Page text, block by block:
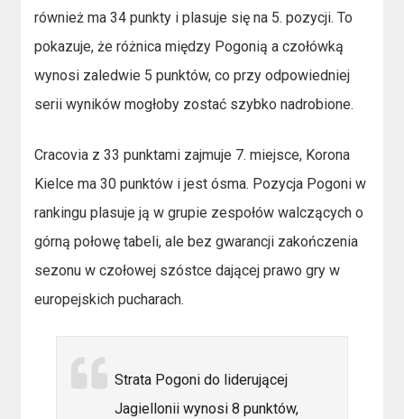
również ma 34 punkty i plasuje się na 5. pozycji. To
pokazuje, że różnica między Pogonią a czołówką
wynosi zaledwie 5 punktów, co przy odpowiedniej
serii wyników mogłoby zostać szybko nadrobione.
Cracovia z 33 punktami zajmuje 7. miejsce, Korona
Kielce ma 30 punktów i jest ósma. Pozycja Pogoni w
rankingu plasuje ją w grupie zespołów walczących o
górną połowę tabeli, ale bez gwarancji zakończenia
sezonu w czołowej szóstce dającej prawo gry w
europejskich pucharach.
Strata Pogoni do liderującej
Jagiellonii wynosi 8 punktów,